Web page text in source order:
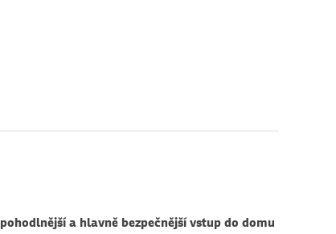
pohodlnější a hlavně bezpečnější vstup do domu